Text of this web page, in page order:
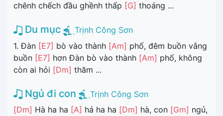
chênh chếch đầu ghềnh thấp [G] thoáng ...
Du mục
Trịnh Công Sơn
1. Đàn [E7] bò vào thành [Am] phố, đêm buồn vắng
buồn [E7] hơn Đàn bò vào thành [Am] phố, không
còn ai hỏi [Dm] thăm ...
Ngủ đi con
Trịnh Công Sơn
[Dm] Hà ha ha [A] há ha ha [Dm] hà, con [Gm] ngủ,